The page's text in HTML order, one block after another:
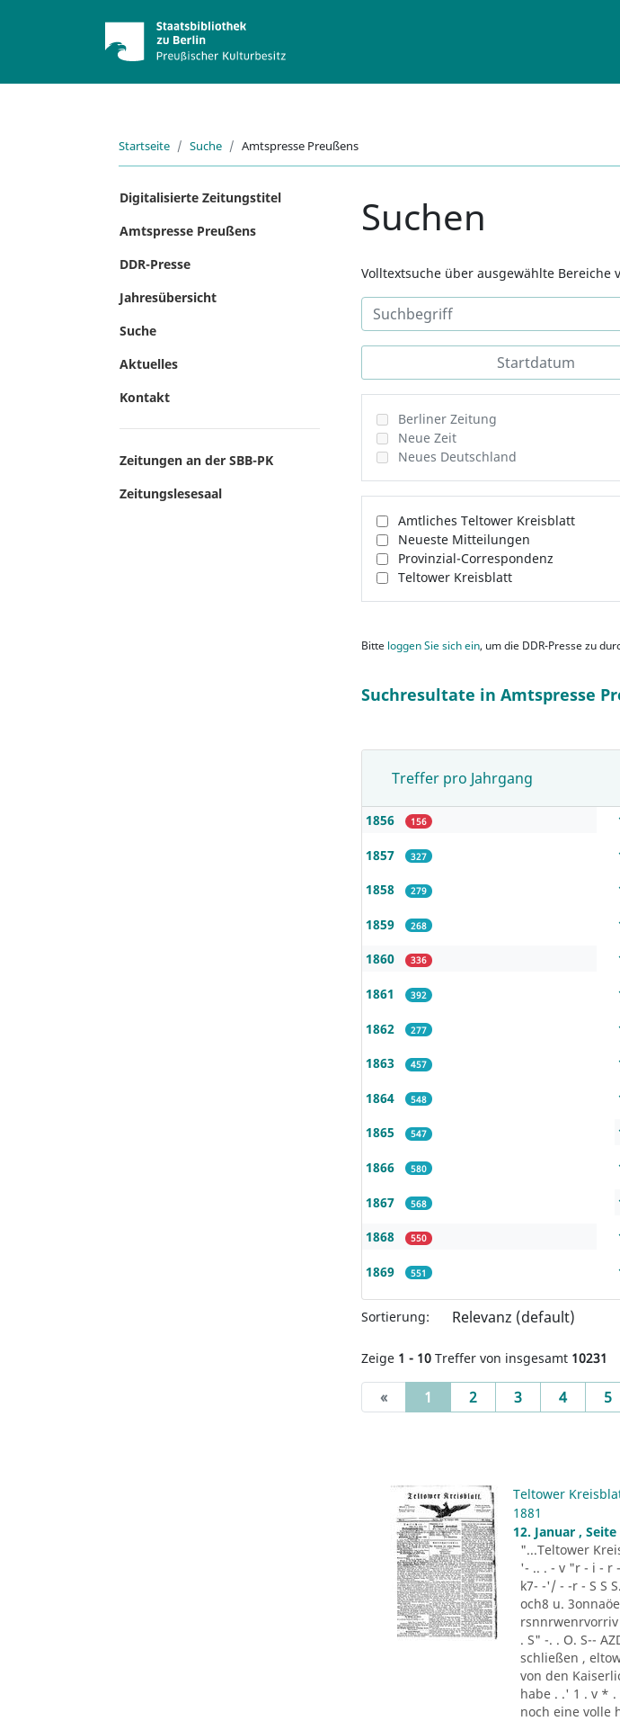
Startseite Suche Amtspresse Preußens
Digitalisierte Zeitungstitel
Amtspresse Preußens
DDR-Presse
Jahresübersicht
Suche
Aktuelles
Kontakt
Zeitungen an der SBB-PK
Zeitungslesesaal
Suchen
Volltextsuche über ausgewählte Bereiche
Berliner Zeitung
Neue Zeit
Neues Deutschland
Amtliches Teltower Kreisblatt
Neueste Mitteilungen
Provinzial-Correspondenz
Teltower Kreisblatt
Bitte loggen Sie sich ein, um die DDR-Presse zu
Suchresultate in Amtspresse
Treffer pro Jahrgang
1856 156
1857 327
1858 279
1859 268
1860 336
1861 392
1862 277
1863 457
1864 548
1865 547
1866 580
1867 568
1868 550
1869 551
Sortierung:
Zeige 1 - 10 Treffer von insgesamt 10231
« 1 (current)
2 3 4 5
Teltower
1881
12. Januar , Seite
"...Teltower
'- .. . - v "r - i - r
k7- -'/ - -r - S S
och8 u.
rsnnrwenrvorriv
. S" -. . O. S--
schließen ,
von den
habe . .' 1 . v *
noch eine volle